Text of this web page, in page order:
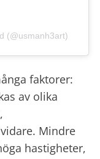
(@usmanh3art)
faktorer:
av olika
Mindre
hastigheter,